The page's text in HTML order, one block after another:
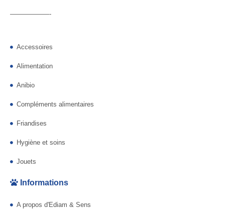
——————-
Accessoires
Alimentation
Anibio
Compléments alimentaires
Friandises
Hygiène et soins
Jouets
Informations
A propos d'Ediam & Sens